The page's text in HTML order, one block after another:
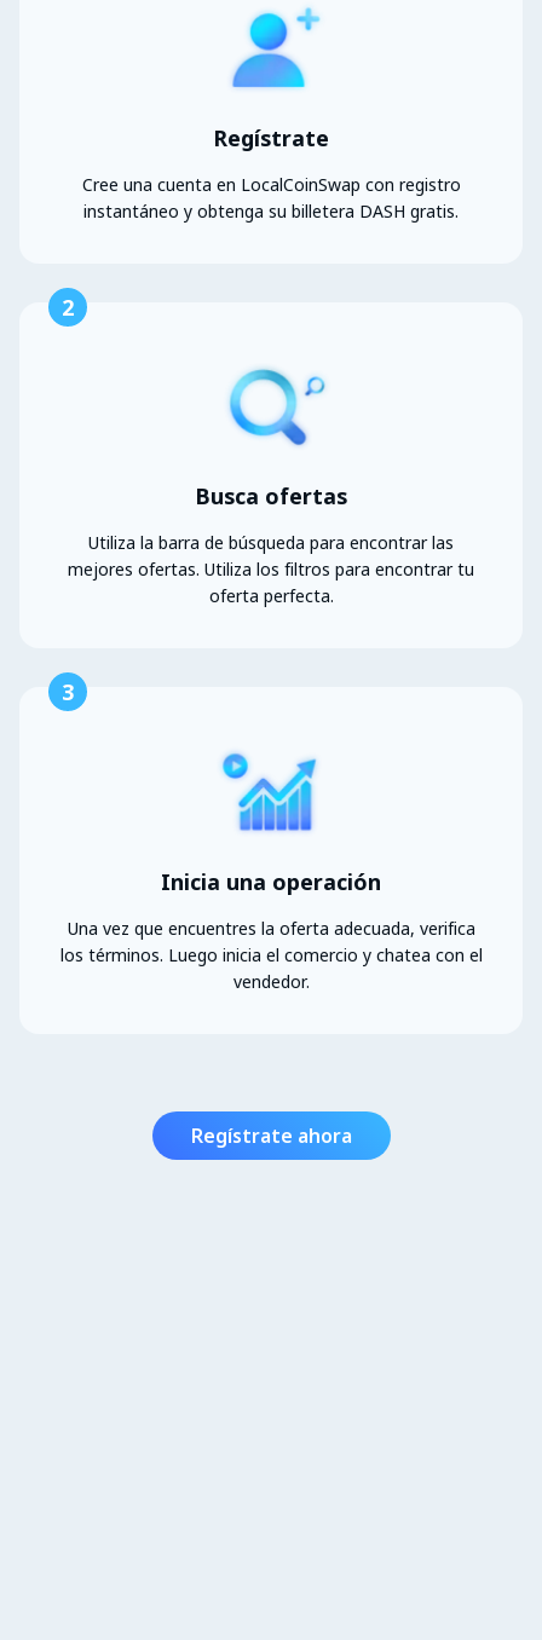
Regístrate
Cree una cuenta en LocalCoinSwap con registro
instantáneo y obtenga su billetera DASH gratis.
2
Busca ofertas
Utiliza la barra de búsqueda para encontrar las
mejores ofertas. Utiliza los filtros para encontrar tu
oferta perfecta.
3
Inicia una operación
Una vez que encuentres la oferta adecuada, verifica
los términos. Luego inicia el comercio y chatea con el
vendedor.
Regístrate ahora